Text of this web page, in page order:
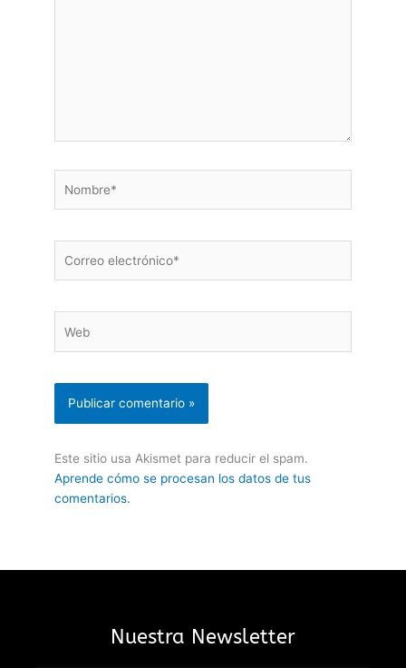
electrónico*
Este sitio usa Akismet para reducir el spam.
Aprende cómo se procesan los datos de tus
comentarios.
Nuestra Newsletter